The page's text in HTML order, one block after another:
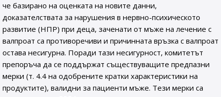
че базирано на оценката на новите данни,
доказателствата за нарушения в нервно-психическото
развитие (НПР) при деца, заченати от мъже на лечение с
валпроат са противоречиви и причинната връзка с валпроат
остава несигурна. Поради тази несигурност, комитетът
препоръча да се поддържат съществуващите предпазни
мерки (т. 4.4 на одобрените кратки характеристики на
продуктите), валидни за пациенти мъже. Тези мерки са